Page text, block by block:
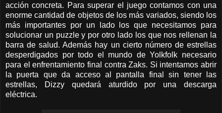
acción concreta. Para superar el juego contamos con una
enorme cantidad de objetos de los más variados, siendo los
más importantes por un lado los que necesitamos para
solucionar un puzzle y por otro lado los que nos rellenan la
barra de salud. Además hay un cierto número de estrellas
desperdigados por todo el mundo de Yolkfolk necesario
para el enfrentamiento final contra Zaks. Si intentamos abrir
la puerta que da acceso al pantalla final sin tener las
estrellas, Dizzy quedará aturdido por una descarga
eléctrica.